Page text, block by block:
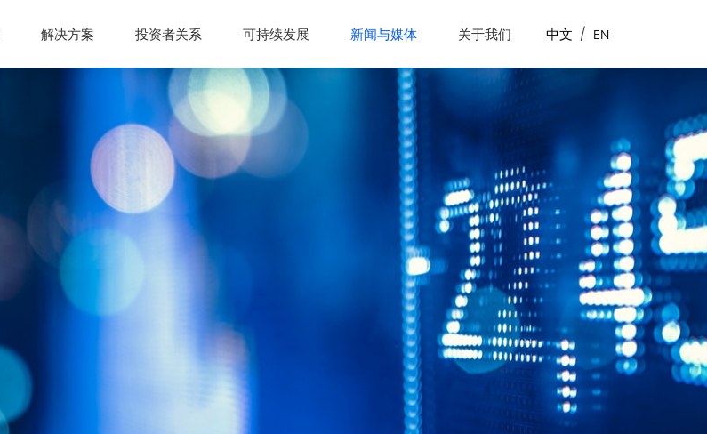
解决方案 投资者关系 可持续发展 新闻与媒体 关于我们 中文 / EN